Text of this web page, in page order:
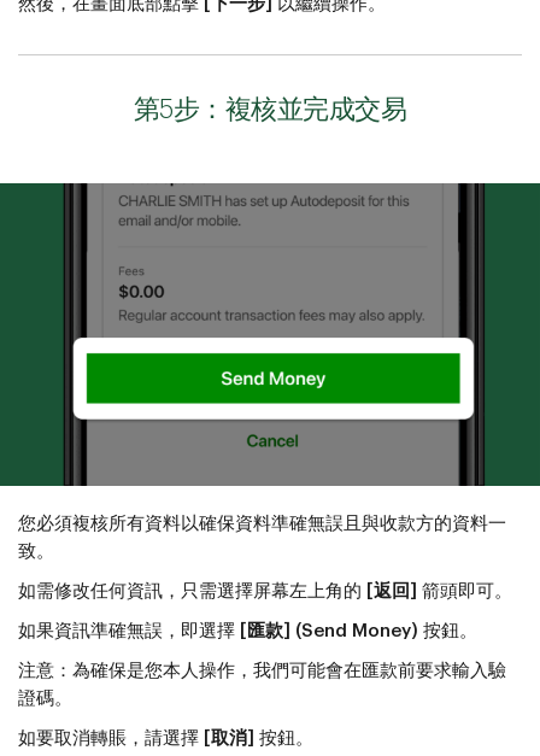
然後，在畫面底部點擊 [下一步] 以繼續操作。
第5步：複核並完成交易
您必須複核所有資料以確保資料準確無誤且與收款方的資料一
致。
如需修改任何資訊，只需選擇屏幕左上角的 [返回] 箭頭即可。
如果資訊準確無誤，即選擇 [匯款] (Send Money) 按鈕。
注意：為確保是您本人操作，我們可能會在匯款前要求輸入驗
證碼。
如要取消轉賬，請選擇 [取消] 按鈕。